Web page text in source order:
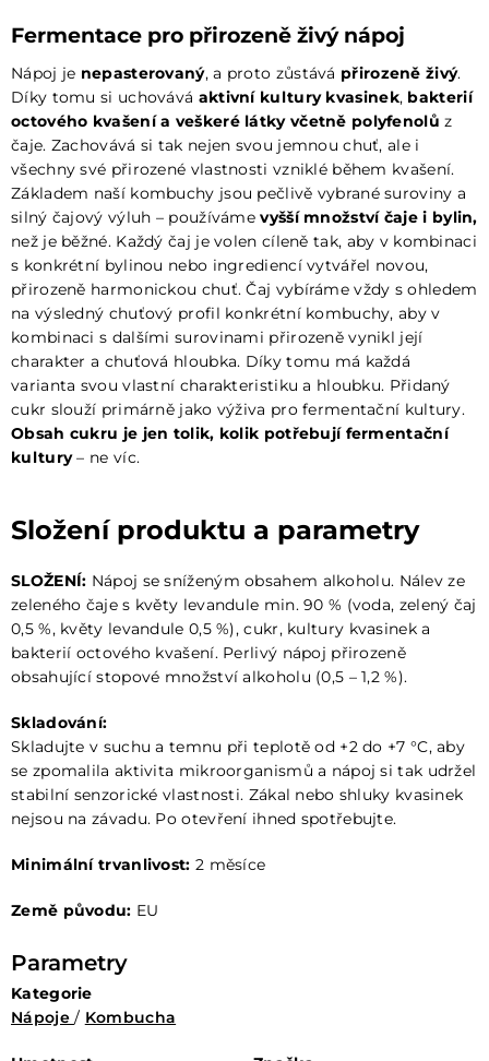
Fermentace pro přirozeně živý nápoj
Nápoj je nepasterovaný, a proto zůstává přirozeně živý.
Díky tomu si uchovává aktivní kultury kvasinek, bakterií
octového kvašení a veškeré látky včetně polyfenolů z
čaje. Zachovává si tak nejen svou jemnou chuť, ale i
všechny své přirozené vlastnosti vzniklé během kvašení.
Základem naší kombuchy jsou pečlivě vybrané suroviny a
silný čajový výluh – používámevyšší množství čaje i bylin,
než je běžné. Každý čaj je volen cíleně tak, aby v kombinaci
s konkrétní bylinou nebo ingrediencí vytvářel novou,
přirozeně harmonickou chuť. Čaj vybíráme vždy s ohledem
na výsledný chuťový profil konkrétní kombuchy, aby v
kombinaci s dalšími surovinami přirozeně vynikl její
charakter a chuťová hloubka. Díky tomu má každá
varianta svou vlastní charakteristiku a hloubku. Přidaný
cukr slouží primárně jako výživa pro fermentační kultury.
Obsah cukru je jen tolik, kolik potřebují fermentační
kultury– ne víc.
Složení produktu a parametry
SLOŽENÍ: Nápoj se sníženým obsahem alkoholu. Nálev ze
zeleného čaje s květy levandule min. 90 % (voda, zelený čaj
0,5 %, květy levandule 0,5 %), cukr, kultury kvasinek a
bakterií octového kvašení. Perlivý nápoj přirozeně
obsahující stopové množství alkoholu (0,5 – 1,2 %).
Skladování:
Skladujte v suchu a temnu při teplotě od +2 do +7 °C, aby
se zpomalila aktivita mikroorganismů a nápoj si tak udržel
stabilní senzorické vlastnosti. Zákal nebo shluky kvasinek
nejsou na závadu. Po otevření ihned spotřebujte.
Minimální trvanlivost: 2 měsíce
Země původu: EU
Parametry
Kategorie
Nápoje/ Kombucha